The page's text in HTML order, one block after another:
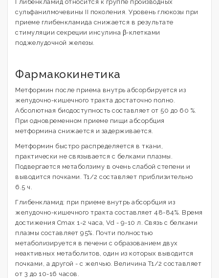
Глибенкламид относится к группе производных
сульфанилмочевины II поколения. Уровень глюкозы при
приеме глибенкламида снижается в результате
стимуляции секреции инсулина β-клетками
поджелудочной железы.
Фармакокинетика
Метформин после приема внутрь абсорбируется из
желудочно-кишечного тракта достаточно полно.
Абсолютная биодоступность составляет от 50 до 60 %.
При одновременном приеме пищи абсорбция
метформина снижается и задерживается.
Метформин быстро распределяется в ткани,
практически не связывается с белками плазмы.
Подвергается метаболзиму в очень слабой степени и
выводится почками. T1/2 составляет приблизительно
6.5 ч.
Глибенкламид: при приеме внутрь абсорбция из
желудочно-кишечного тракта составляет 48-84%. Время
достижения Cmax 1-2 часа, Vd - 9-10 л. Связь с белками
плазмы составляет 95%. Почти полностью
метаболизируется в печени с образованием двух
неактивных метаболитов, один из которых выводится
почками, а другой - с желчью. Величина T1/2 составляет
от 3 до 10-16 часов.